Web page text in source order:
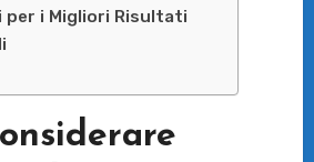
per i Migliori Risultati